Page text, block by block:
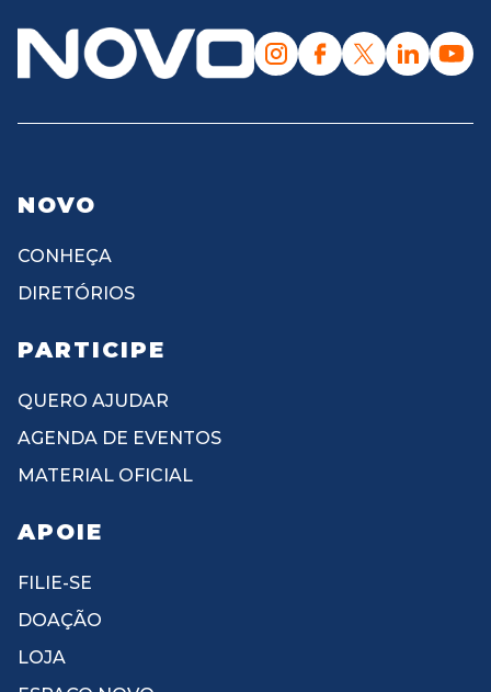
NOVO
CONHEÇA
DIRETÓRIOS
PARTICIPE
QUERO AJUDAR
AGENDA DE EVENTOS
MATERIAL OFICIAL
APOIE
FILIE-SE
DOAÇÃO
LOJA